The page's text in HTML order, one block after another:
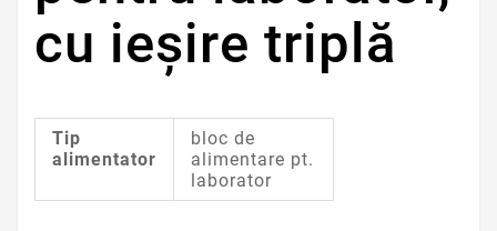
cu ieşire triplă
Tip
alimentator
bloc de
alimentare pt.
laborator